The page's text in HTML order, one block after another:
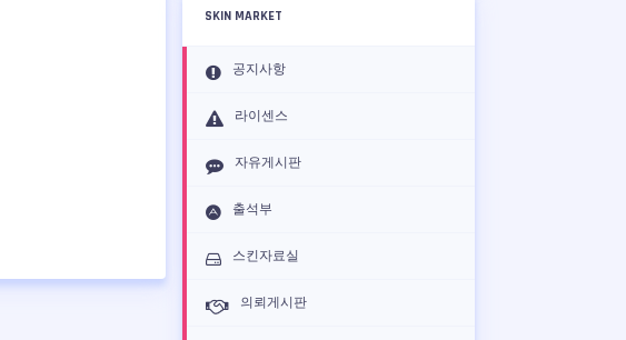
SKIN MARKET
공지사항
라이센스
자유게시판
출석부
스킨자료실
의뢰게시판